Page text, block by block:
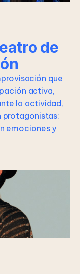
de
que
activa,
la actividad,
protagonistas:
emociones y